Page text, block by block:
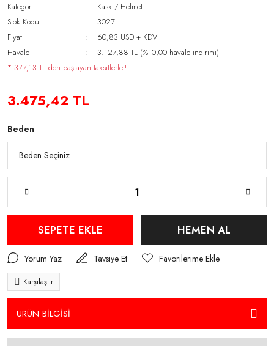
Kategori
Kask / Helmet
Stok Kodu
3027
Fiyat
60,83 USD + KDV
Havale
3.127,88 TL (%10,00 havale indirimi)
* 377,13 TL den başlayan taksitlerle!!
3.475,42 TL
Beden
SEPETE EKLE HEMEN AL
Yorum Yaz Tavsiye Et
Karşılaştır
ÜRÜN BİLGİSİ